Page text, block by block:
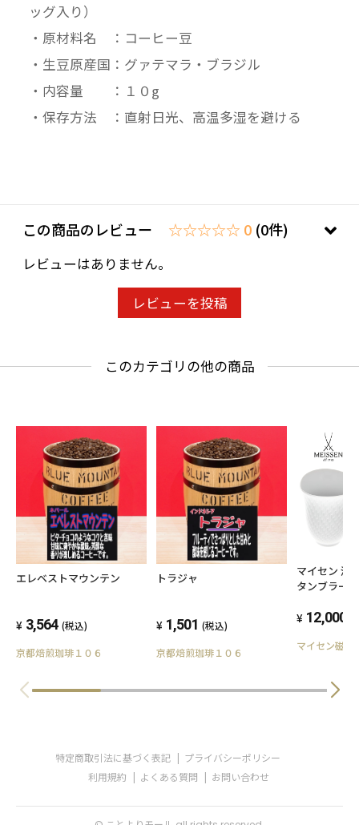
ッグ入り）
・原材料名 ：コーヒー豆
・生豆原産国：グァテマラ・ブラジル
・内容量 ：１０g
・保存方法 ：直射日光、高温多湿を避ける
この商品のレビュー ☆☆☆☆☆ 0 (0件)
レビューはありません。
レビューを投稿
このカテゴリの他の商品
エレベストマウンテン
3,564 (税込)
京都焙煎珈琲１０６
トラジャ
1,501 (税込)
京都焙煎珈琲１０６
マイセン 波
タンブラー
りモール限
12,000
マイセン磁器
特定商取引法に基づく表記
プライバシーポリシー
利用規約
よくある質問 お問い合わせ